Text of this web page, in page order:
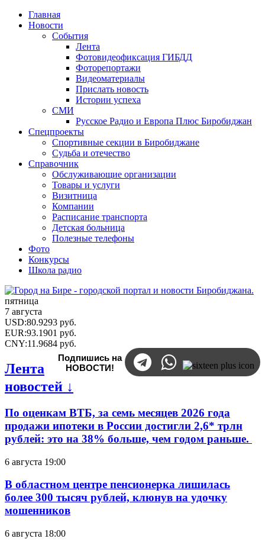
Главная
Новости
События
Лента
Фотовидеофиксация ГИБДД
Фоторепортажи
Видеоматериалы
Прислать новость
Истории успеха
СМИ
Русское Радио и Европа Плюс Биробиджан
Спецпроекты
Спортивные секции в Биробиджане
Судьба и отечество
Справочник
Обслуживающие организации
Товары и услуги
Визитница
Компании
Расписание транспорта
Детская больница
Полезные телефоны
Фото
Конкурсы
Школа радио
пятница
7 августа
USD:80.9293 руб.
EUR:93.1901 руб.
CNY:11.9684 руб.
Подпишись на
НОВОСТИ!
Лента
новостей ↓
По оценкам ВТБ, за семь месяцев 2026 года
продажи ипотеки в России достигли 2,6* трлн
рублей: это на 38% больше, чем годом раньше.
6 августа 19:00
В областном центре пенсионерка лишилась
более 300 тысяч рублей, клюнув на удочку
мошенников
6 августа 18:00